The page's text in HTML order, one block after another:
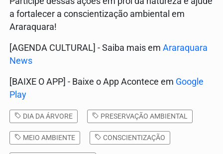
a fortalecer a conscientização ambiental em
Araraquara!
[AGENDA CULTURAL] - Saiba mais em Araraquara
News
[BAIXE O APP] - Baixe o App Acontece em Google
Play
DIA DA ÁRVORE PRESERVAÇÃO AMBIENTAL
MEIO AMBIENTE CONSCIENTIZAÇÃO